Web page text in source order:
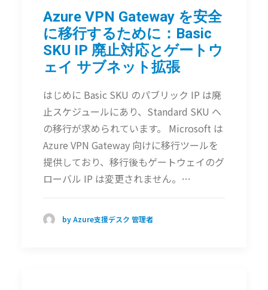
Azure VPN Gateway を安全
に移行するために：Basic
SKU IP 廃止対応とゲートウ
ェイ サブネット拡張
はじめに Basic SKU のパブリック IP は廃
止スケジュールにあり、Standard SKU へ
の移行が求められています。 Microsoft は
Azure VPN Gateway 向けに移行ツールを
提供しており、移行後もゲートウェイのグ
ローバル IP は変更されません。…
by Azure支援デスク 管理者